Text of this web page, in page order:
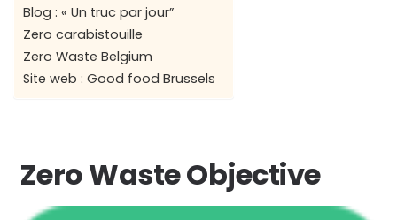
Blog : « Un truc par jour”
Zero carabistouille
Zero Waste Belgium
Site web : Good food Brussels
Zero Waste Objective